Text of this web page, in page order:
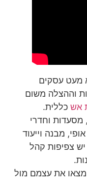
מעט עסקים
וההצלה משום
אש כללית.
מסעדות וחדרי
מבנה וייעוד
צפיפות קהל
את עצמם מול